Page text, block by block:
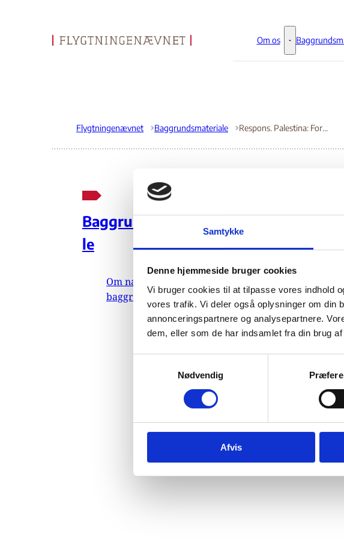
Samtykke
Denne hjemmeside bruger cookies
Vi bruger cookies til at tilpasse vores indhold
vores trafik. Vi deler også oplysninger om din
annonceringspartnere og analysepartnere.
dem, eller som de har indsamlet fra din brug
v
Nødvendig
Afvis
Gå til forsiden
Om os Om os - Flere
Flygtningenævnet Baggrundsmateriale Respons. Palestina: Forfølgelse av menneskerettighetsaktivister.
Baggrundsmateria
le
Om nævnets
baggrundsmateriale
er.
07.04.2010 Bilag 143
Indeholder oplysninger
myndigheder,
selvstyremyndigheder.
Download